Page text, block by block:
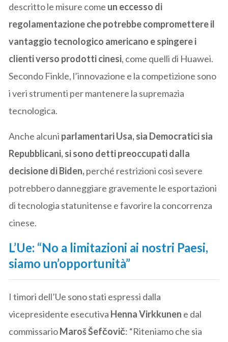
descritto le misure come un eccesso di
regolamentazione che potrebbe compromettere il
vantaggio tecnologico americano e spingere i
clienti verso prodotti cinesi, come quelli di Huawei.
Secondo Finkle, l’innovazione e la competizione sono
i veri strumenti per mantenere la supremazia
tecnologica.
Anche alcuni parlamentari Usa, sia Democratici sia
Repubblicani, si sono detti preoccupati dalla
decisione di Biden,perché restrizioni così severe
potrebbero danneggiare gravemente le esportazioni
di tecnologia statunitense e favorire la concorrenza
cinese.
L’Ue: “No a limitazioni ai nostri Paesi,
siamo un’opportunità”
I timori dell’Ue sono stati espressi dalla
vicepresidente esecutiva Henna Virkkunen e dal
commissarioMaroš Šefčovič: “Riteniamo che sia